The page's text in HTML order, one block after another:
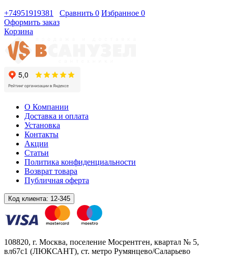
+74951919381 Сравнить 0 Избранное 0
Оформить заказ
Корзина
О Компании
Доставка и оплата
Установка
Контакты
Акции
Статьи
Политика конфиденциальности
Возврат товара
Публичная оферта
Код клиента: 12-345
108820, г. Москва, поселение Мосрентген, квартал № 5,
вл67с1 (ЛЮКСАНТ), ст. метро Румянцево/Саларьево